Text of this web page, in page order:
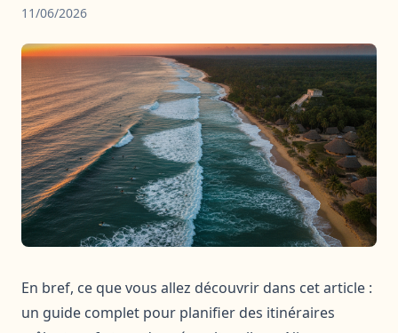
11/06/2026
En bref, ce que vous allez découvrir dans cet article :
un guide complet pour planifier des itinéraires